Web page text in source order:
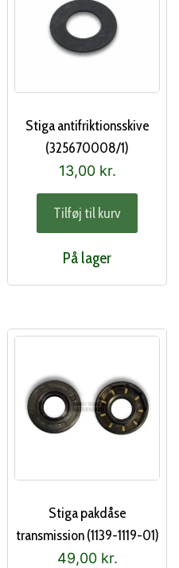
Stiga antifriktionsskive
(325670008/1)
13,00 kr.
Tilføj til kurv
På lager
Stiga pakdåse
transmission (1139-1119-01)
49,00 kr.